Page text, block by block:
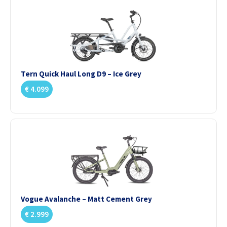
Tern Quick Haul Long D9 – Ice Grey
€ 4.099
Vogue Avalanche – Matt Cement Grey
€ 2.999